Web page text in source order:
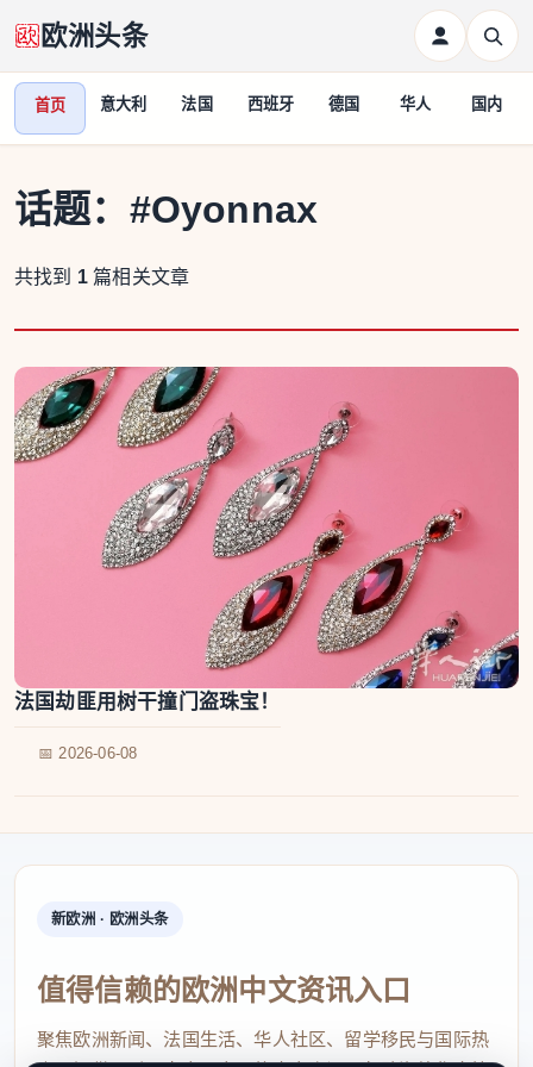
欧洲头条
首页 意大利 法国 西班牙 德国 华人 国内
话题： #Oyonnax
共找到 1 篇相关文章
法国劫匪用树干撞门盗珠宝！
📅 2026-06-08
新欧洲 · 欧洲头条
值得信赖的欧洲中文资讯入口
聚焦欧洲新闻、法国生活、华人社区、留学移民与国际热